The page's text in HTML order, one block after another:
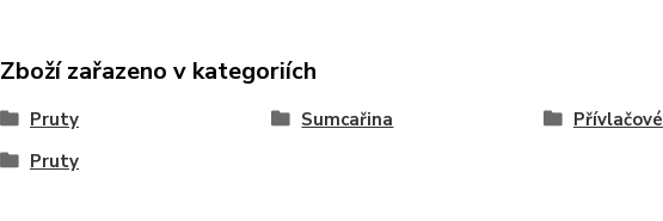
Zboží zařazeno v kategoriích
Pruty Sumcařina Přívlačové
Pruty